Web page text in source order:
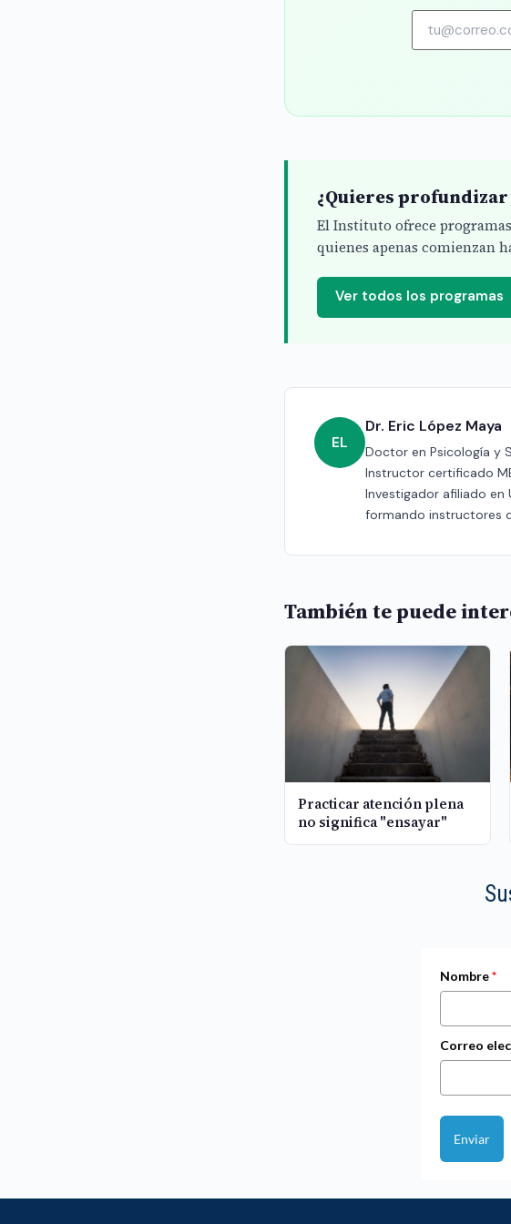
¿Quieres
El Instituto ofrece
quienes apenas comienzan
Ver todos los programas
EL
Dr. Eric López Maya
Doctor en Psicología y
Instructor certificado
Investigador afiliado en
formando instructores
También te puede
Practicar atención plena
no significa "ensayar"
Nombre*
Correo
Enviar